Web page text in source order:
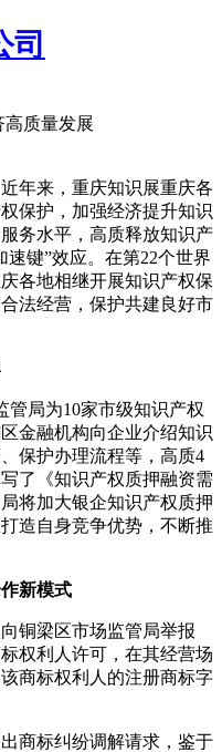
质量发展
年来，重庆知识展重庆各
保护，加强经济提升知识
务水平，高质释放知识产
键”效应。在第22个世界
各地相继开展知识产权保
法经营，保护共建良好市
管局为10家市级知识产权
金融机构向企业介绍知识
保护办理流程等，高质4
了《知识产权质押融资需
将加大银企知识产权质押
造自身竞争优势，不断推
新模式
铜梁区市场监管局举报
权利人许可，在其经营场
商标权利人的注册商标字
商标纠纷调解请求，鉴于